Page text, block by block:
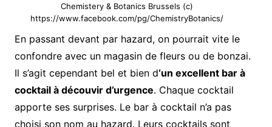
Chemistery & Botanics Brussels (c)
https://www.facebook.com/pg/ChemistryBotanics/
En passant devant par hazard, on pourrait vite le
confondre avec un magasin de fleurs ou de bonzai.
Il s’agit cependant bel et bien d‘un excellent bar à
cocktail à découvir d’urgence. Chaque cocktail
apporte ses surprises. Le bar à cocktail n’a pas
choisi son nom au hazard. Leurs cocktails sont